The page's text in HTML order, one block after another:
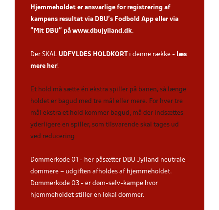
Hjemmeholdet er ansvarlige for registrering af
kampens resultat via DBU’s Fodbold App eller via
”Mit DBU” på www.dbujylland.dk.
Der SKAL UDFYLDES HOLDKORTi denne række - læs
mere her!
Et hold må sætte én ekstra spiller på banen, så længe
holdet er bagud med tre mål eller mere. For hver tre
mål ekstra et hold kommer bagud, må der indsættes
yderligere en spiller, som tilsvarende skal tages ud
ved reducering
Dommerkode 01 - her påsætter DBU Jylland neutrale
dommere – udgiften afholdes af hjemmeholdet.
Dommerkode 03 - er døm-selv-kampe hvor
hjemmeholdet stiller en lokal dommer.